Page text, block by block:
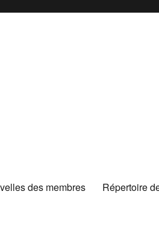
des membres Répertoire